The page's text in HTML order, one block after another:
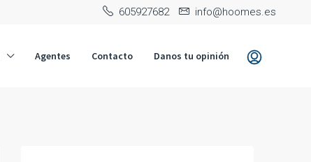
‭605927682‬ info@hoomes.es
Agentes Contacto Danos tu opinión